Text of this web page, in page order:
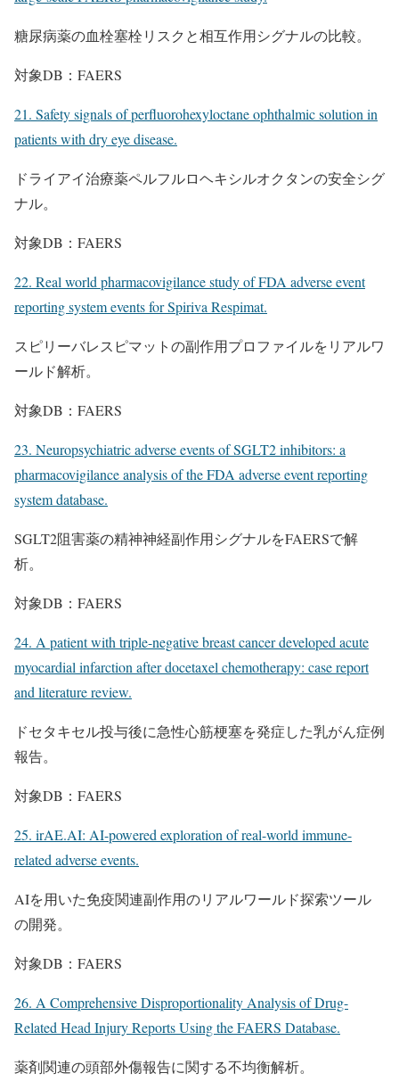
糖尿病薬の血栓塞栓リスクと相互作用シグナルの比較。
対象DB：FAERS
21. Safety signals of perfluorohexyloctane ophthalmic solution in
patients with dry eye disease.
ドライアイ治療薬ペルフルロヘキシルオクタンの安全シグ
ナル。
対象DB：FAERS
22. Real world pharmacovigilance study of FDA adverse event
reporting system events for Spiriva Respimat.
スピリーバレスピマットの副作用プロファイルをリアルワ
ールド解析。
対象DB：FAERS
23. Neuropsychiatric adverse events of SGLT2 inhibitors: a
pharmacovigilance analysis of the FDA adverse event reporting
system database.
SGLT2阻害薬の精神神経副作用シグナルをFAERSで解
析。
対象DB：FAERS
24. A patient with triple-negative breast cancer developed acute
myocardial infarction after docetaxel chemotherapy: case report
and literature review.
ドセタキセル投与後に急性心筋梗塞を発症した乳がん症例
報告。
対象DB：FAERS
25. irAE.AI: AI-powered exploration of real-world immune-
related adverse events.
AIを用いた免疫関連副作用のリアルワールド探索ツール
の開発。
対象DB：FAERS
26. A Comprehensive Disproportionality Analysis of Drug-
Related Head Injury Reports Using the FAERS Database.
薬剤関連の頭部外傷報告に関する不均衡解析。